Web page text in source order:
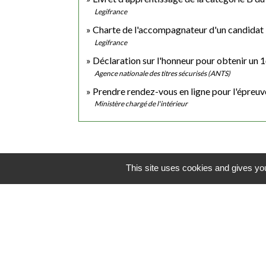
Legifrance
Charte de l'accompagnateur d'un
Legifrance
Déclaration sur l'honneur pour obtenir un
Agence nationale des titres sécurisés (ANTS)
Prendre rendez-vous en ligne pour
Ministère chargé de l'intérieur
This site uses cookies and gives